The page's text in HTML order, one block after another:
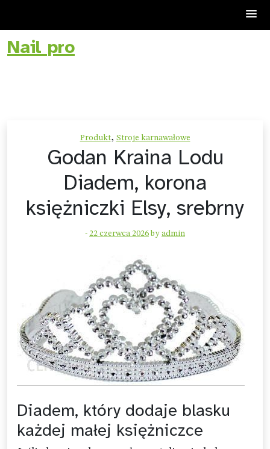
Skip
toNail pro
Produkt, Stroje karnawałowe
Godan Kraina Lodu
Diadem, korona
księżniczki Elsy, srebrny
- 22 czerwca 2026 by admin
Diadem, który dodaje blasku
każdej małej księżniczce